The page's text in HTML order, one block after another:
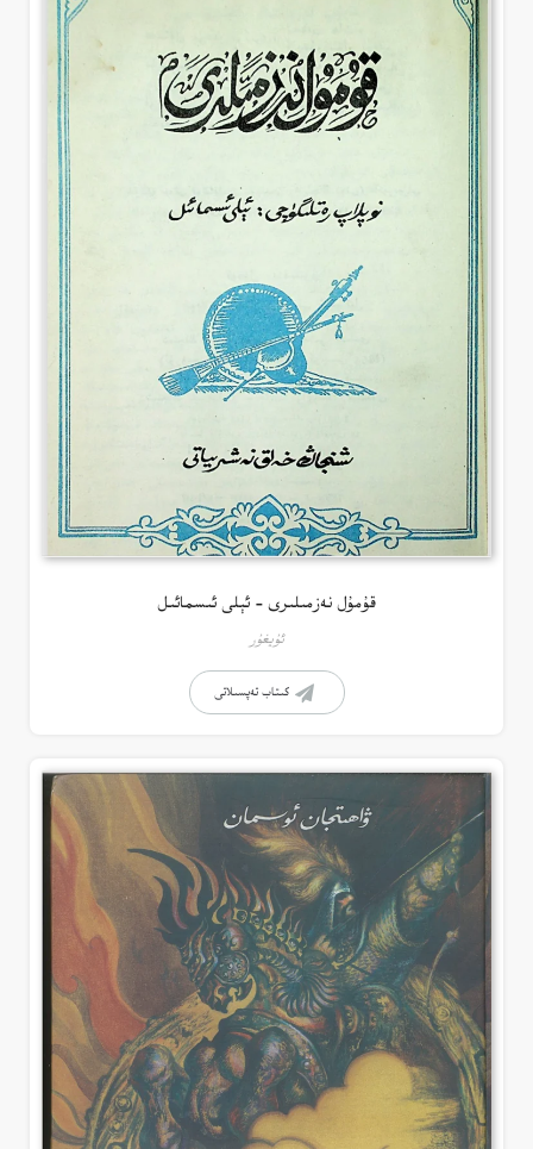
قۇمۇل نەزمىلىرى – ئېلى ئىسمائىل
ئۇيغۇر
كىتاب تەپسىلاتى